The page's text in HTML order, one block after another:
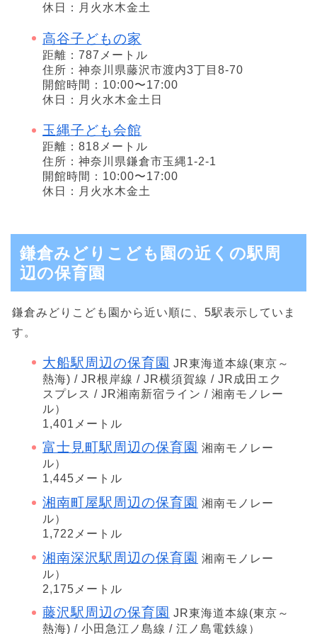
休日：月火水木金土
高谷子どもの家
距離：787メートル
住所：神奈川県藤沢市渡内3丁目8-70
開館時間：10:00〜17:00
休日：月火水木金土日
玉縄子ども会館
距離：818メートル
住所：神奈川県鎌倉市玉縄1-2-1
開館時間：10:00〜17:00
休日：月火水木金土
鎌倉みどりこども園の近くの駅周
辺の保育園
鎌倉みどりこども園から近い順に、5駅表示していま
す。
大船駅周辺の保育園 JR東海道本線(東京～
熱海) / JR根岸線 / JR横須賀線 / JR成田エク
スプレス / JR湘南新宿ライン / 湘南モノレー
ル）
1,401メートル
富士見町駅周辺の保育園 湘南モノレー
ル）
1,445メートル
湘南町屋駅周辺の保育園 湘南モノレー
ル）
1,722メートル
湘南深沢駅周辺の保育園 湘南モノレー
ル）
2,175メートル
藤沢駅周辺の保育園 JR東海道本線(東京～
熱海) / 小田急江ノ島線 / 江ノ島電鉄線）